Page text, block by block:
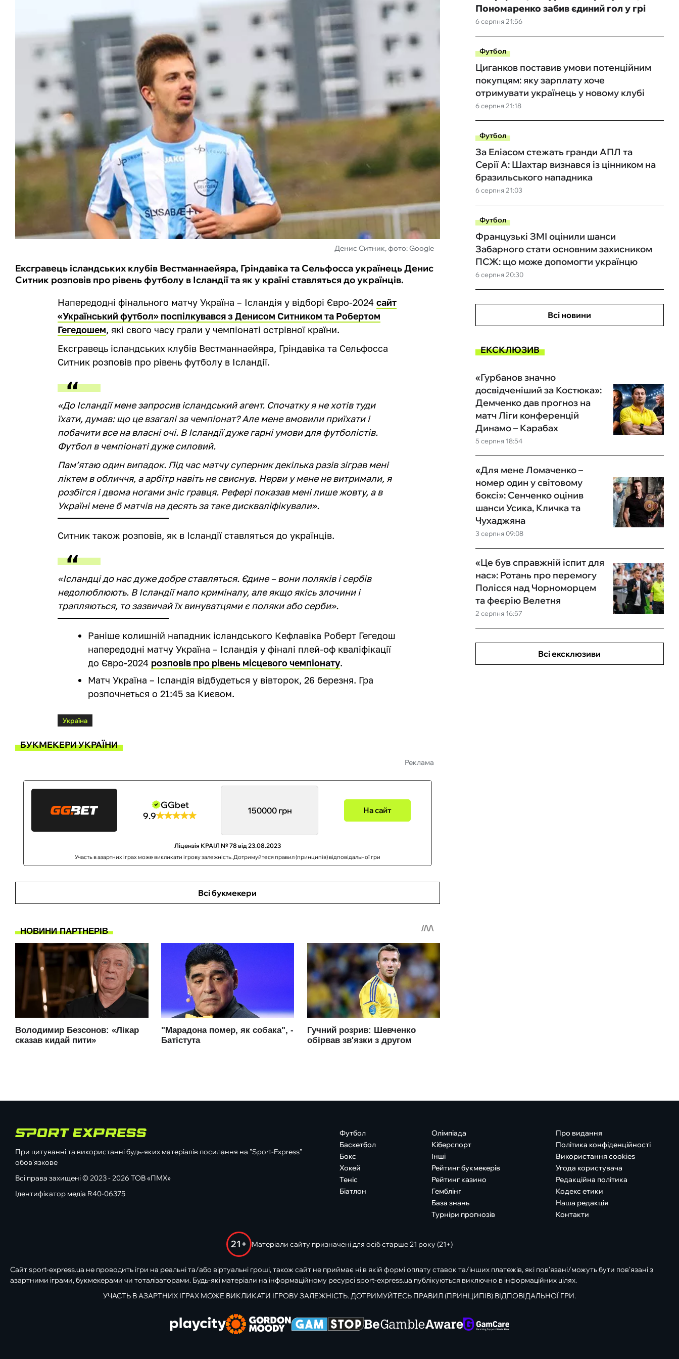
Денис Ситник, фото: Google
Ексгравець ісландських клубів Вестманнаейяра, Гріндавіка та Сельфосса українець Денис
Ситник розповів про рівень футболу в Ісландії та як у країні ставляться до українців.
Напередодні фінального матчу Україна – Ісландія у відборі Євро-2024сайт
«Український футбол» поспілкувався з Денисом Ситником та Робертом
Гегедошем, які свого часу грали у чемпіонаті острівної країни.
Ексгравець ісландських клубів Вестманнаейяра, Гріндавіка та Сельфосса
Ситник розповів про рівень футболу в Ісландії.
«До Ісландії мене запросив ісландський агент. Спочатку я не хотів туди
їхати, думав: що це взагалі за чемпіонат? Але мене вмовили приїхати і
побачити все на власні очі. В Ісландії дуже гарні умови для футболістів.
Футбол в чемпіонаті дуже силовий.
Пам’ятаю один випадок. Під час матчу суперник декілька разів зіграв мені
ліктем в обличчя, а арбітр навіть не свиснув. Нерви у мене не витримали, я
розбігся і двома ногами зніс гравця. Рефері показав мені лише жовту, а в
Україні мене б матчів на десять за таке дискваліфікували».
Ситник також розповів, як в Ісландії ставляться до українців.
«Ісландці до нас дуже добре ставляться. Єдине – вони поляків і сербів
недолюблюють. В Ісландії мало криміналу, але якщо якісь злочини і
трапляються, то зазвичай їх винуватцями є поляки або серби».
Раніше колишній нападник ісландського Кефлавіка Роберт Гегедош
напередодні матчу Україна – Ісландія у фіналі плей-оф кваліфікації
до Євро-2024 розповів про рівень місцевого чемпіонату.
Матч Україна – Ісландія відбудеться у вівторок, 26 березня. Гра
розпочнеться о 21:45 за Києвом.
Україна
БУКМЕКЕРИ УКРАЇНИ
Реклама
GGbet
9.9
150000 грн На сайт
Ліцензія КРАІЛ № 78 від 23.08.2023
Участь в азартних іграх може викликати ігрову залежність. Дотримуйтеся правил (принципів) відповідальної гри
Всі букмекери
6 серпня 21:56
Пономаренко забив єдиний гол у грі
Футбол
6 серпня 21:18
Циганков поставив умови потенційним
покупцям: яку зарплату хоче
отримувати українець у новому клубі
Футбол
6 серпня 21:03
За Еліасом стежать гранди АПЛ та
Серії А: Шахтар визнався із цінником на
бразильського нападника
Футбол
6 серпня 20:30
Французькі ЗМІ оцінили шанси
Забарного стати основним захисником
ПСЖ: що може допомогти українцю
Всі новини
ЕКСКЛЮЗИВ
5 серпня 18:54
«Гурбанов значно
досвідченіший за Костюка»:
Демченко дав прогноз на
матч Ліги конференцій
Динамо – Карабах
3 серпня 09:08
«Для мене Ломаченко –
номер один у світовому
боксі»: Сенченко оцінив
шанси Усика, Кличка та
Чухаджяна
2 серпня 16:57
«Це був справжній іспит для
нас»: Ротань про перемогу
Полісся над Чорноморцем
та феєрію Велетня
Всі ексклюзиви
При цитуванні та використанні будь-яких матеріалів посилання на "Sport-Express"
обов'язкове
Всі права захищені © 2023 - 2026 ТОВ «ПМХ»
Ідентифікатор медіа R40-06375
Футбол
Баскетбол
Бокс
Хокей
Теніс
Біатлон
Олімпіада
Кіберспорт
Інші
Рейтинг букмекерів
Рейтинг казино
Гемблінг
База знань
Турніри прогнозів
Про видання
Політика конфіденційності
Використання cookies
Угода користувача
Редакційна політика
Кодекс етики
Наша редакція
Контакти
21+ Матеріали сайту призначені для осіб старше 21 року (21+)
Сайт sport-express.ua не проводить ігри на реальні та/або віртуальні гроші, також сайт не приймає ні в якій формі оплату ставок та/інших платежів, які пов’язані/можуть бути пов’язані з
азартними іграми, букмекерами чи тоталізаторами. Будь-які матеріали на інформаційному ресурсі sport-express.ua публікуються виключно в інформаційних цілях.
УЧАСТЬ В АЗАРТНИХ ІГРАХ МОЖЕ ВИКЛИКАТИ ІГРОВУ ЗАЛЕЖНІСТЬ. ДОТРИМУЙТЕСЬ ПРАВИЛ (ПРИНЦИПІВ) ВІДПОВІДАЛЬНОЇ ГРИ.